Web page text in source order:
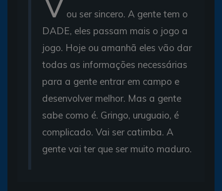
ou ser sincero. A gente tem o
DADE, eles passam mais o jogo a
jogo. Hoje ou amanhã eles vão dar
todas as informações necessárias
para a gente entrar em campo e
desenvolver melhor. Mas a gente
sabe como é. Gringo, uruguaio, é
complicado. Vai ser catimba. A
gente vai ter que ser muito maduro.